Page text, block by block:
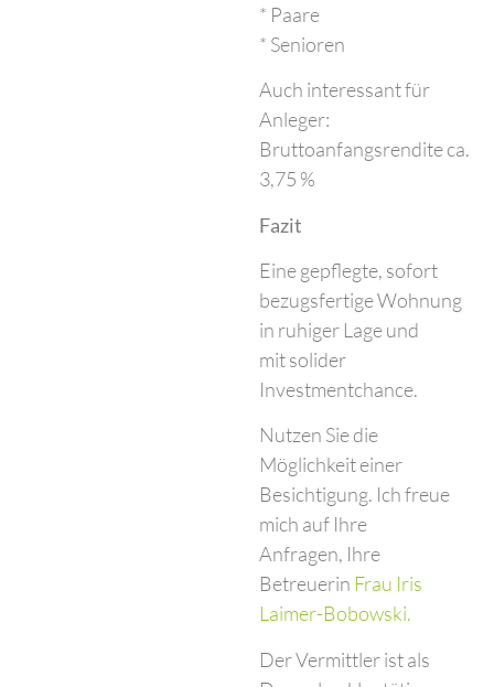
* Paare
* Senioren
Auch interessant für
Anleger:
Bruttoanfangsrendite ca.
3,75 %
Fazit
Eine gepflegte, sofort
bezugsfertige Wohnung
in ruhiger Lage und
mit solider
Investmentchance.
Nutzen Sie die
Möglichkeit einer
Besichtigung. Ich freue
mich auf Ihre
Anfragen, Ihre
Betreuerin Frau Iris
Laimer-Bobowski.
Der Vermittler ist als